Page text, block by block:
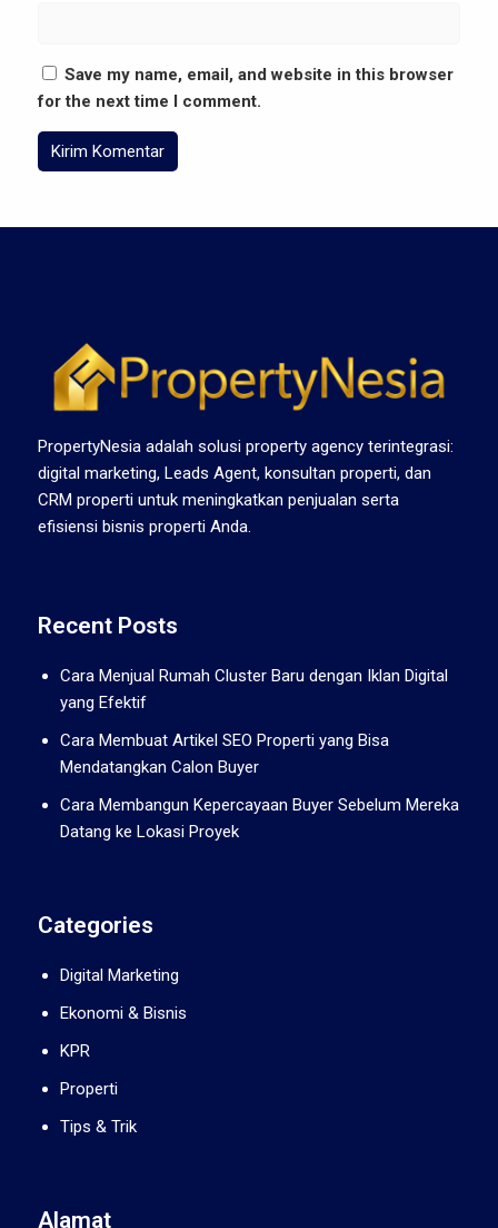
Save my name, email, and website in this browser
for the next time I comment.
PropertyNesia adalah solusi property agency terintegrasi:
digital marketing, Leads Agent, konsultan properti, dan
CRM properti untuk meningkatkan penjualan serta
efisiensi bisnis properti Anda.
Recent Posts
Cara Menjual Rumah Cluster Baru dengan Iklan Digital
yang Efektif
Cara Membuat Artikel SEO Properti yang Bisa
Mendatangkan Calon Buyer
Cara Membangun Kepercayaan Buyer Sebelum Mereka
Datang ke Lokasi Proyek
Categories
Digital Marketing
Ekonomi & Bisnis
KPR
Properti
Tips & Trik
Alamat